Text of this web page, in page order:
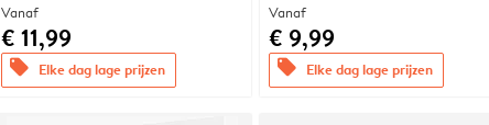
Vanaf
€ 11,99
offers Elke dag lage prijzen
Vanaf
€ 9,99
offers Elke dag lage prijzen